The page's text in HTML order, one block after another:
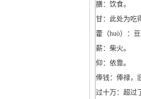
膳：饮食。
甘：此处为吃
藿（huò）：
薪：柴火。
仰：依靠。
俸钱：俸禄，
过十万：超过